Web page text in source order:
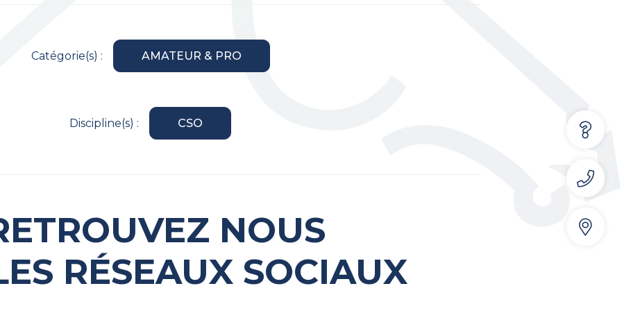
Catégorie(s) : AMATEUR & PRO
Discipline(s) : CSO
NOUS
RÉSEAUX SOCIAUX